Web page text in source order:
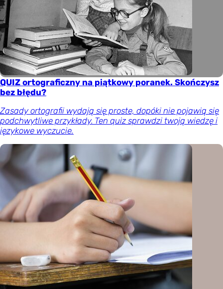
QUIZ ortograficzny na piątkowy poranek. Skończysz
bez błędu?
Zasady ortografii wydają się proste, dopóki nie pojawią się
podchwytliwe przykłady. Ten quiz sprawdzi twoją wiedzę i
językowe wyczucie.